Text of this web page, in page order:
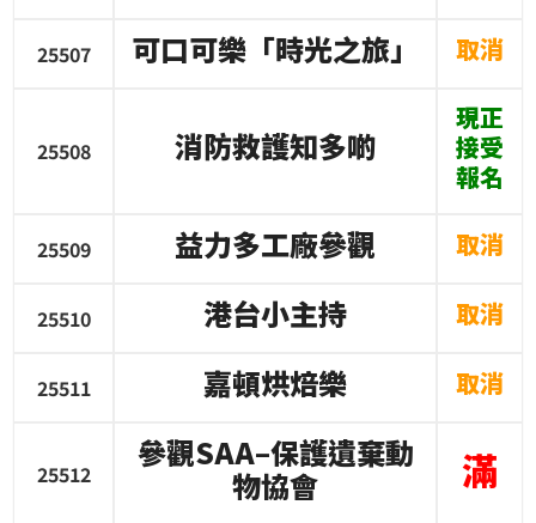
25507 可口可樂「時光之旅」 取消
25508 消防救護知多啲
現正
接受
報名
25509 益力多工廠參觀 取消
25510 港台小主持 取消
25511 嘉頓烘焙樂 取消
25512
參觀SAA–保護遺棄動
物協會
滿